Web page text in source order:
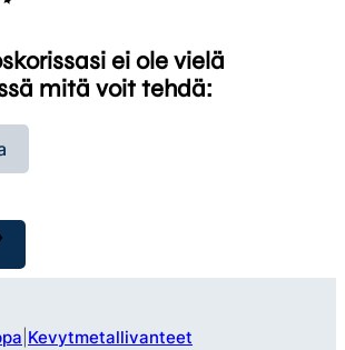
ei ole vielä
mitä voit tehdä:
Kevytmetallivanteet